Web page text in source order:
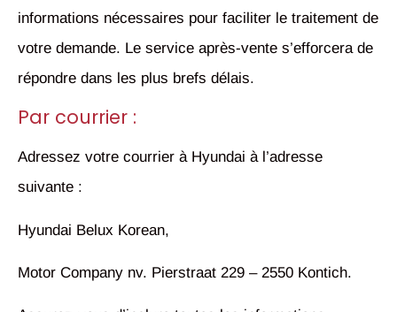
informations nécessaires pour faciliter le traitement de
votre demande. Le service après-vente s’efforcera de
répondre dans les plus brefs délais.
Par courrier :
Adressez votre courrier à Hyundai à l’adresse
suivante :
Hyundai Belux Korean,
Motor Company nv. Pierstraat 229 – 2550 Kontich.